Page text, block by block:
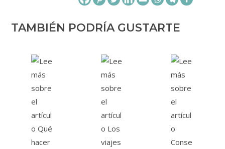
TAMBIÉN PODRÍA GUSTARTE